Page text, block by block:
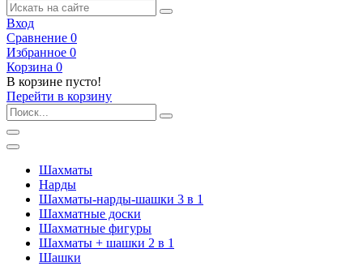
Вход
Сравнение 0
Избранное 0
Корзина 0
В корзине пусто!
Перейти в корзину
Шахматы
Нарды
Шахматы-нарды-шашки 3 в 1
Шахматные доски
Шахматные фигуры
Шахматы + шашки 2 в 1
Шашки